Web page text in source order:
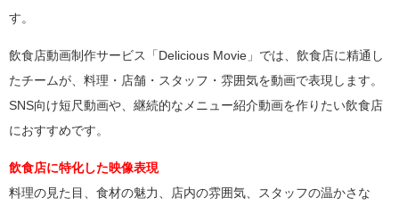
す。
飲食店動画制作サービス「Delicious Movie」では、飲食店に精通し
たチームが、料理・店舗・スタッフ・雰囲気を動画で表現します。
SNS向け短尺動画や、継続的なメニュー紹介動画を作りたい飲食店
におすすめです。
飲食店に特化した映像表現
料理の見た目、食材の魅力、店内の雰囲気、スタッフの温かさな